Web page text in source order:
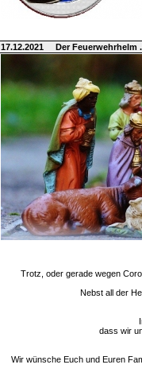
17.12.2021 Der
Trotz, oder gerade wegen
Nebst all der
dass wir
Wir wünsche Euch und Euren